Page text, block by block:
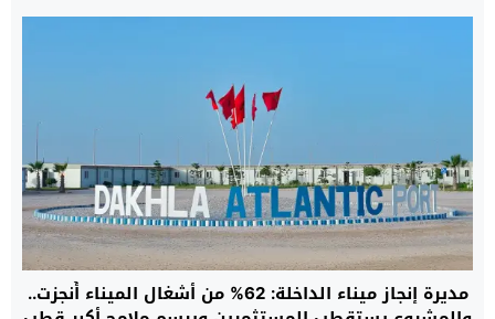
مديرة إنجاز ميناء الداخلة: 62% من أشغال الميناء أُنجزت..